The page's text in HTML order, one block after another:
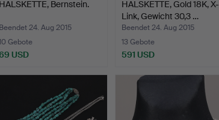
HALSKETTE, Bernstein.
Beendet 24. Aug 2015
Gebote
USD
HALSKETTE, Gold 18K, X-
Link, Gewicht 30,3 …
Beendet 24. Aug 2015
13 Gebote
591 USD